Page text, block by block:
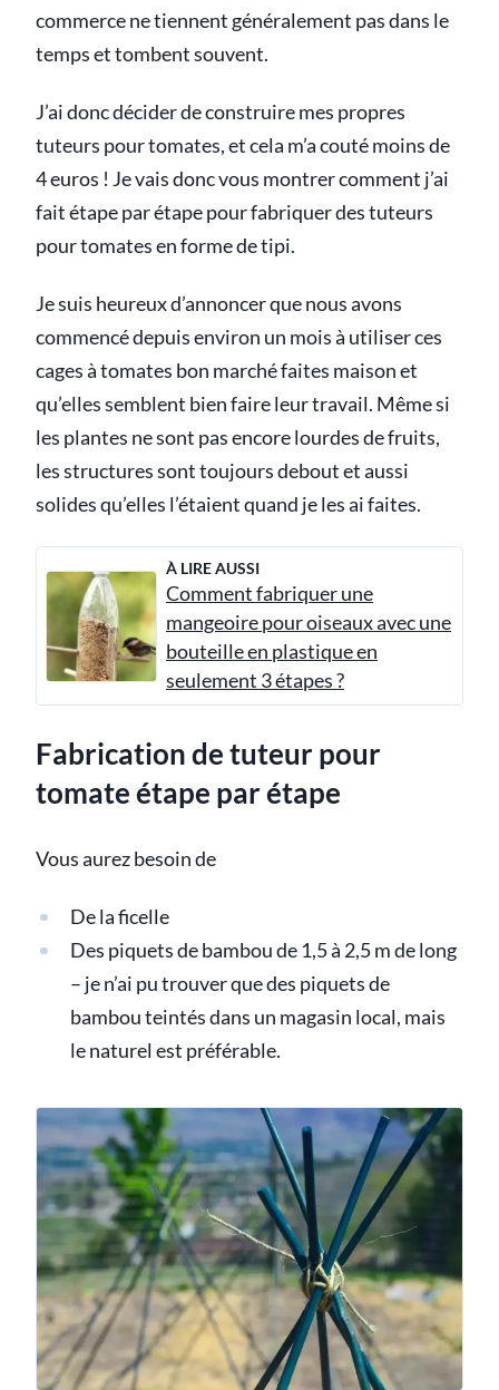
commerce ne tiennent généralement pas dans le
temps et tombent souvent.
J’ai donc décider de construire mes propres
tuteurs pour tomates, et cela m’a couté moins de
4 euros ! Je vais donc vous montrer comment j’ai
fait étape par étape pour fabriquer des tuteurs
pour tomates en forme de tipi.
Je suis heureux d’annoncer que nous avons
commencé depuis environ un mois à utiliser ces
cages à tomates bon marché faites maison et
qu’elles semblent bien faire leur travail. Même si
les plantes ne sont pas encore lourdes de fruits,
les structures sont toujours debout et aussi
solides qu’elles l’étaient quand je les ai faites.
À LIRE AUSSI
Comment fabriquer une
mangeoire pour oiseaux avec une
bouteille en plastique en
seulement 3 étapes ?
Fabrication de tuteur pour
tomate étape par étape
Vous aurez besoin de
De la ficelle
Des piquets de bambou de 1,5 à 2,5 m de long
– je n’ai pu trouver que des piquets de
bambou teintés dans un magasin local, mais
le naturel est préférable.